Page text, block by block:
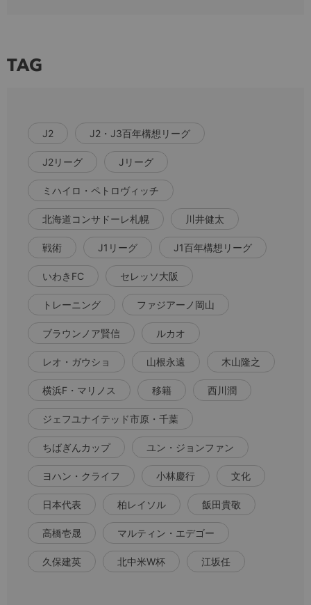
TAG
J2 J2・J3百年構想リーグ
J2リーグ Jリーグ
ミハイロ・ペトロヴィッチ
北海道コンサドーレ札幌 川井健太
戦術 J1リーグ J1百年構想リーグ
いわきFC セレッソ大阪
トレーニング ファジアーノ岡山
ブラウンノア賢信 ルカオ
レオ・ガウショ 山根永遠 木山隆之
横浜F・マリノス 移籍 西川潤
ジェフユナイテッド市原・千葉
ちばぎんカップ ユン・ジョンファン
ヨハン・クライフ 小林慶行 文化
日本代表 柏レイソル 飯田貴敬
高橋壱晟 マルティン・エデゴー
久保建英 北中米W杯 江坂任